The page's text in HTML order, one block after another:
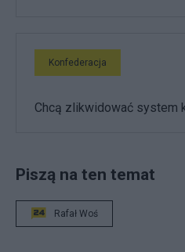
Konfederacja
Chcą zlikwidować system
Piszą na ten temat
Rafał Woś